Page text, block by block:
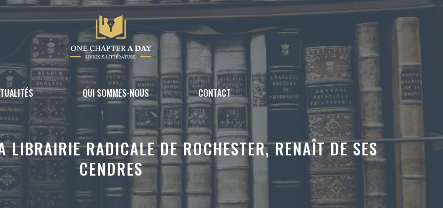
QUI SOMMES-NOUS CONTACT
LIBRAIRIE RADICALE DE ROCHESTER, RENAÎT DE SES
CENDRES